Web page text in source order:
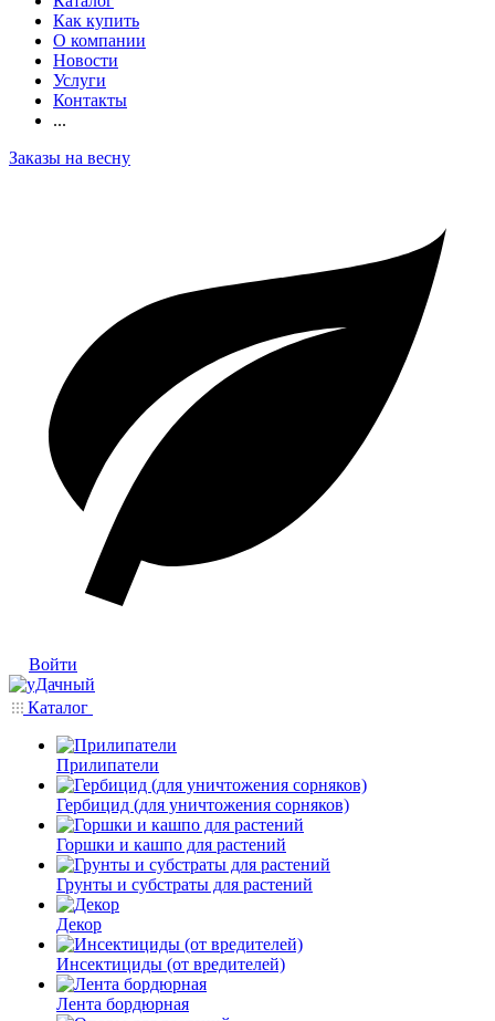
Как купить
О компании
Новости
Услуги
Контакты
...
Заказы на весну
Войти
Каталог
Прилипатели
Гербицид (для уничтожения сорняков)
Горшки и кашпо для растений
Грунты и субстраты для растений
Декор
Инсектициды (от вредителей)
Лента бордюрная